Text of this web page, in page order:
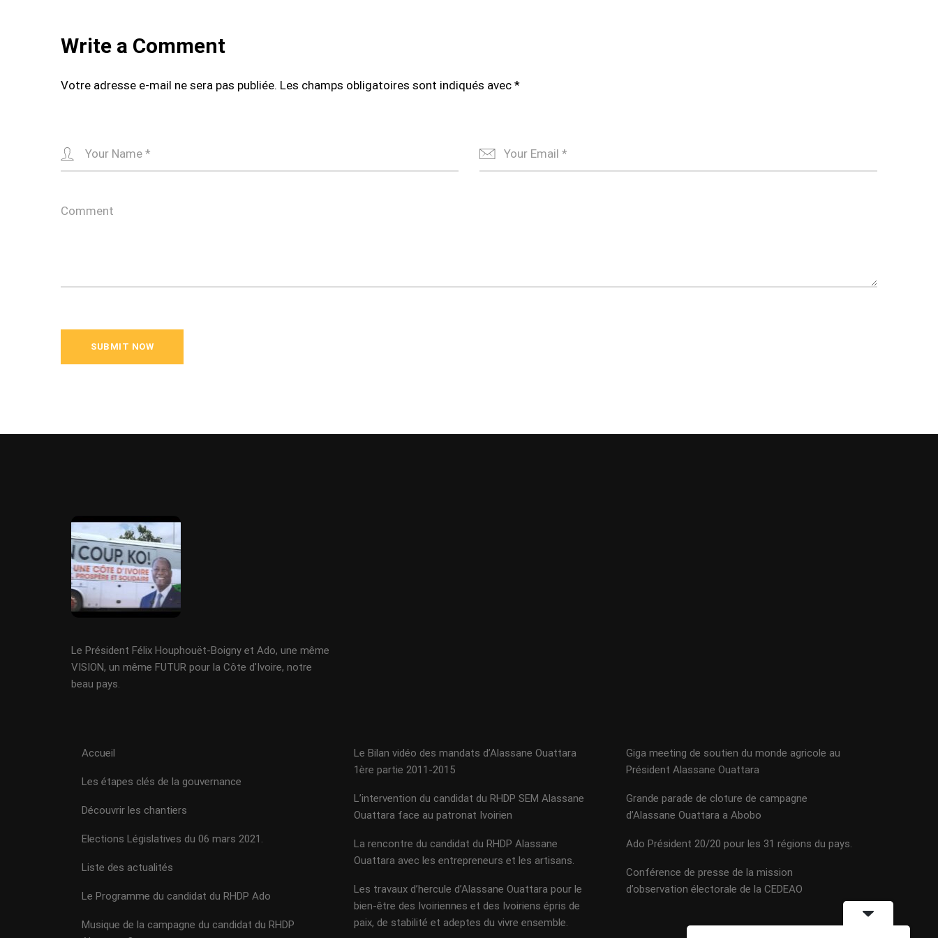
Write a Comment
Votre adresse e-mail ne sera pas publiée. Les champs obligatoires sont indiqués avec *
Le Président Félix Houphouët-Boigny et Ado, une même
VISION, un même FUTUR pour la Côte d'Ivoire, notre
beau pays.
Accueil
Les étapes clés de la gouvernance
Découvrir les chantiers
Elections Législatives du 06 mars 2021.
Liste des actualités
Le Programme du candidat du RHDP Ado
Musique de la campagne du candidat du RHDP
Le Bilan vidéo des mandats d’Alassane Ouattara
1ère partie 2011-2015
L’intervention du candidat du RHDP SEM Alassane
Ouattara face au patronat Ivoirien
La rencontre du candidat du RHDP Alassane
Ouattara avec les entrepreneurs et les artisans.
Les travaux d’hercule d’Alassane Ouattara pour le
bien-être des Ivoiriennes et des Ivoiriens épris de
paix, de stabilité et adeptes du vivre ensemble.
Giga meeting de soutien du monde agricole au
Président Alassane Ouattara
Grande parade de cloture de campagne
d’Alassane Ouattara a Abobo
Ado Président 20/20 pour les 31 régions du pays.
Conférence de presse de la mission
d’observation électorale de la CEDEAO